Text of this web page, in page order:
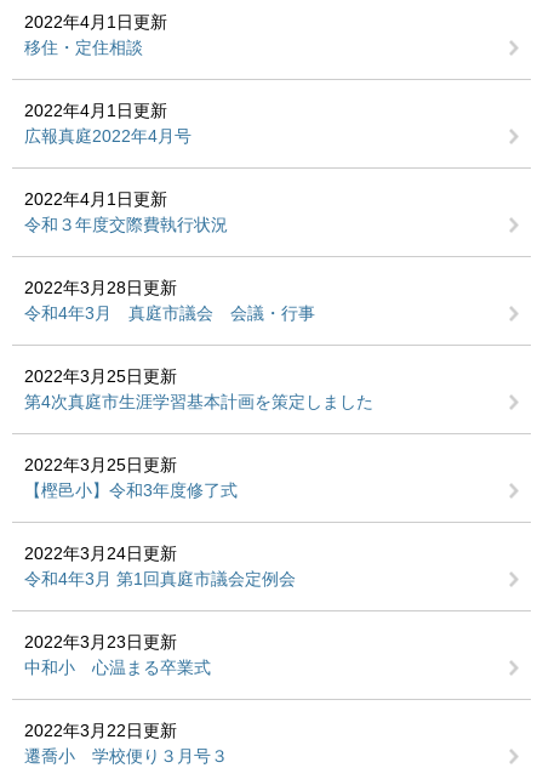
2022年4月1日更新
移住・定住相談
2022年4月1日更新
広報真庭2022年4月号
2022年4月1日更新
令和３年度交際費執行状況
2022年3月28日更新
令和4年3月 真庭市議会 会議・行事
2022年3月25日更新
第4次真庭市生涯学習基本計画を策定しました
2022年3月25日更新
【樫邑小】令和3年度修了式
2022年3月24日更新
令和4年3月 第1回真庭市議会定例会
2022年3月23日更新
中和小 心温まる卒業式
2022年3月22日更新
遷喬小 学校便り３月号３